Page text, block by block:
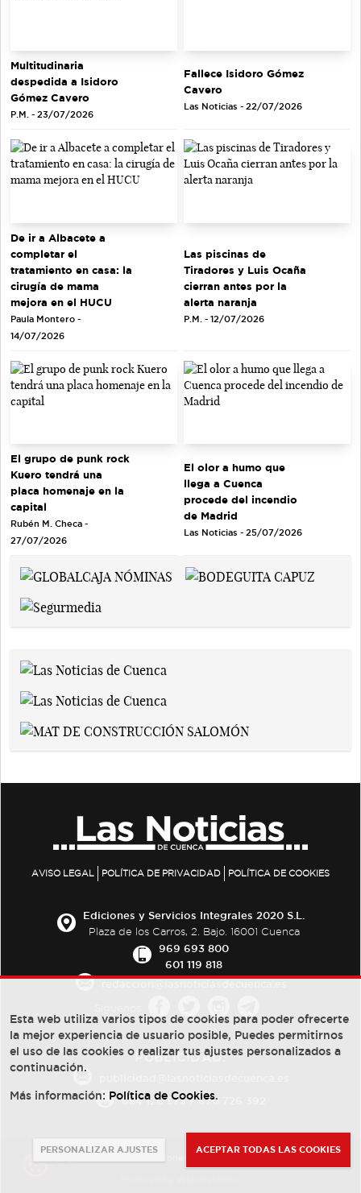
Multitudinaria
despedida a Isidoro
Gómez Cavero
P.M. - 23/07/2026
Fallece Isidoro Gómez
Cavero
Las Noticias - 22/07/2026
De ir a Albacete a
completar el
tratamiento en casa: la
cirugía de mama
mejora en el HUCU
Paula Montero -
14/07/2026
Las piscinas de
Tiradores y Luis Ocaña
cierran antes por la
alerta naranja
P.M. - 12/07/2026
El grupo de punk rock
Kuero tendrá una
placa homenaje en la
capital
Rubén M. Checa -
27/07/2026
El olor a humo que
llega a Cuenca
procede del incendio
de Madrid
Las Noticias - 25/07/2026
AVISO LEGAL POLÍTICA DE PRIVACIDAD POLÍTICA DE COOKIES
Ediciones y Servicios Integrales 2020 S.L.
Plaza de los Carros, 2. Bajo. 16001 Cuenca
969 693 800
601 119 818
PUBLICIDAD:
684 126 573/670 726 392
Esta web utiliza varios tipos de cookies para poder ofrecerte
la mejor experiencia de usuario posible, Puedes permitirnos
el uso de las cookies o realizar tus ajustes personalizados a
continuación.
Más información: Política de Cookies.
PERSONALIZAR AJUSTES ACEPTAR TODAS LAS COOKIES